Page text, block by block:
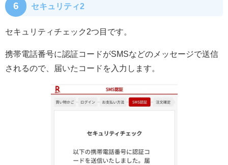
6 セキュリティ2
セキュリティチェック2つ目です。
携帯電話番号に認証コードがSMSなどのメッセージで送信
されるので、届いたコードを入力します。